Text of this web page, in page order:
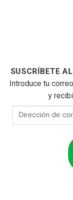
SUSCRÍBETE
Introduce tu
y
Dirección